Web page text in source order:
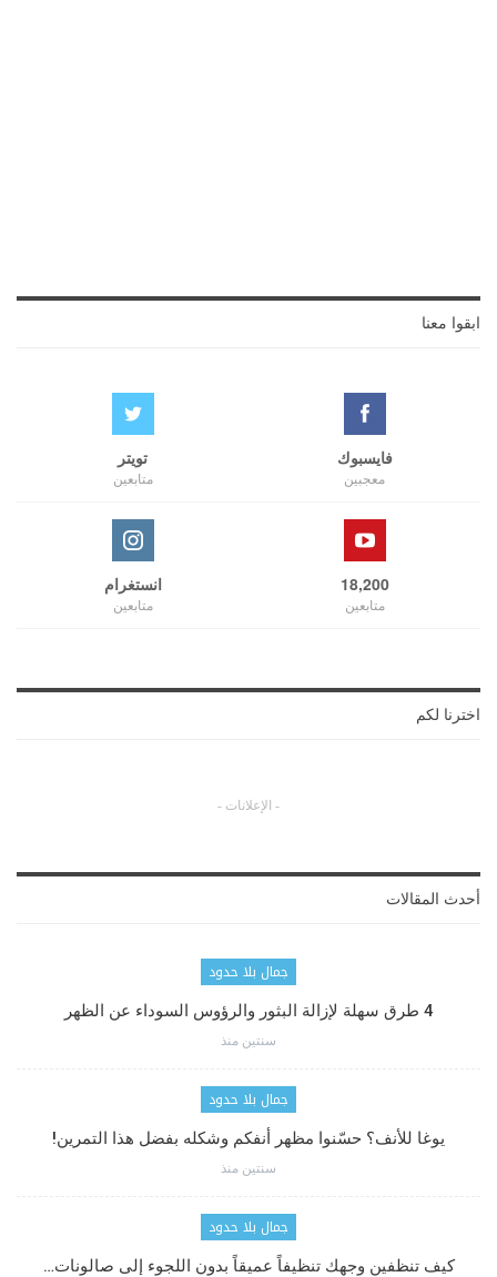
ابقوا معنا
فايسبوك
معجبين
تويتر
متابعين
18,200
متابعين
انستغرام
متابعين
اخترنا لكم
- الإعلانات -
أحدث المقالات
جمال بلا حدود
4 طرق سهلة لإزالة البثور والرؤوس السوداء عن الظهر
سنتين منذ
جمال بلا حدود
يوغا للأنف؟ حسّنوا مظهر أنفكم وشكله بفضل هذا التمرين!
سنتين منذ
جمال بلا حدود
كيف تنظفين وجهك تنظيفاً عميقاً بدون اللجوء إلى صالونات…